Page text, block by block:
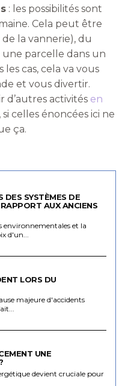
: les possibilités sont
Cela peut être
la vannerie), du
parcelle dans un
cas, cela va vous
et vous divertir.
d’autres activités en
, si celles énoncées ici ne
ça.
DES SYSTÈMES DE
AUX ANCIENS
environnementales et la
d'un...
LORS DU
majeure d'accidents
UNE
devient cruciale pour